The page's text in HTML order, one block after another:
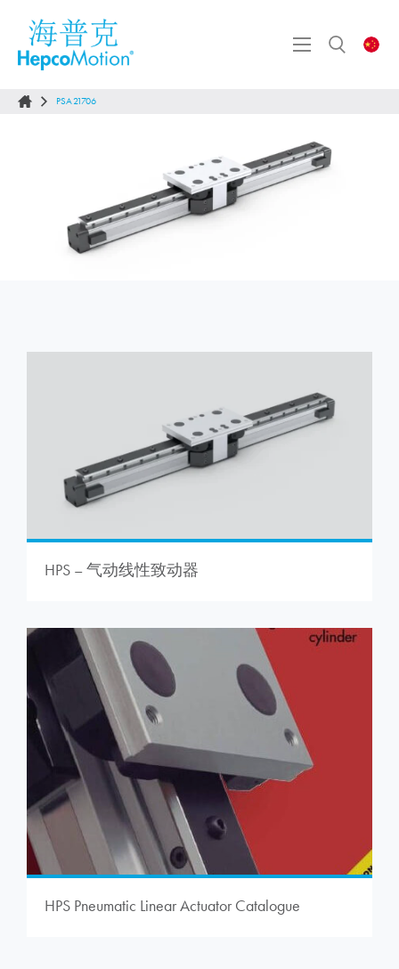
PSA21706
HPS – 气动线性致动器
HPS Pneumatic Linear Actuator Catalogue